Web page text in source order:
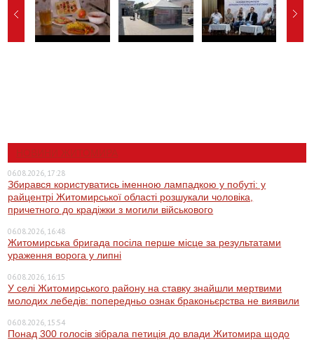
НОВИНИ ЖИТОМИРА
06.08.2026, 17:28
Збирався користуватись іменною лампадкою у побуті: у
райцентрі Житомирської області розшукали чоловіка,
причетного до крадіжки з могили військового
06.08.2026, 16:48
Житомирська бригада посіла перше місце за результатами
ураження ворога у липні
06.08.2026, 16:15
У селі Житомирського району на ставку знайшли мертвими
молодих лебедів: попередньо ознак браконьєрства не виявили
06.08.2026, 15:54
Понад 300 голосів зібрала петиція до влади Житомира щодо